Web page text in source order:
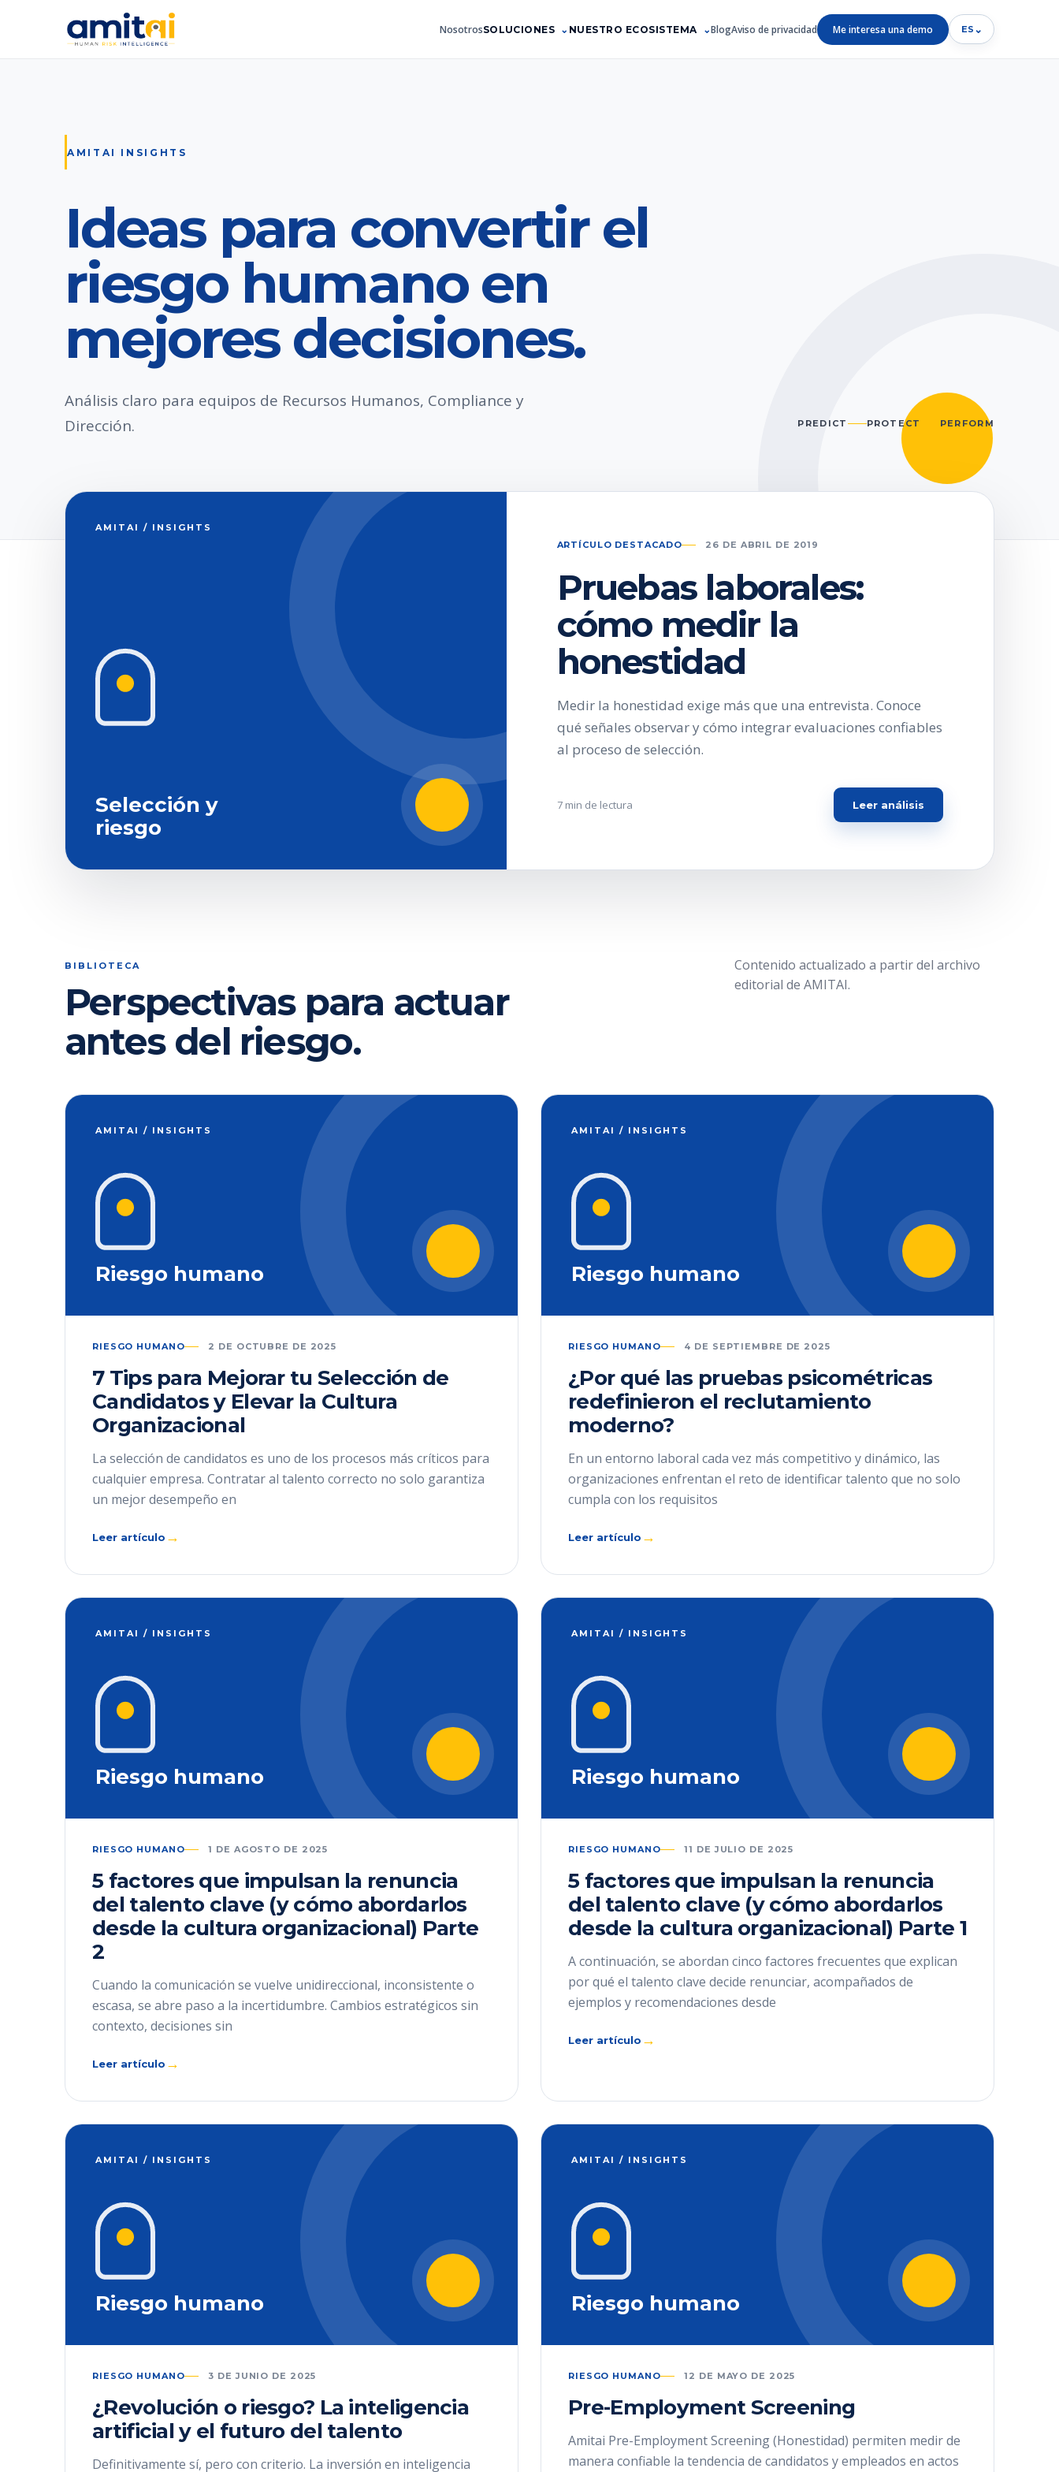
NosotrosSOLUCIONES NUESTRO ECOSISTEMA BlogAviso de privacidad Me interesa una demo ES ⌄
AMITAI INSIGHTS
Ideas para convertir el
riesgo humano en
mejores decisiones.
Análisis claro para equipos de Recursos Humanos, Compliance y
Dirección.
PREDICT PROTECT PERFORM
AMITAI / INSIGHTS
Selección y
riesgo
ARTÍCULO DESTACADO 26 DE ABRIL DE 2019
Pruebas laborales:
cómo medir la
honestidad
Medir la honestidad exige más que una entrevista. Conoce
qué señales observar y cómo integrar evaluaciones confiables
al proceso de selección.
7 min de lectura Leer análisis
BIBLIOTECA
Perspectivas para actuar
antes del riesgo.
Contenido actualizado a partir del archivo
editorial de AMITAI.
AMITAI / INSIGHTS
Riesgo humano
RIESGO HUMANO 2 DE OCTUBRE DE 2025
7 Tips para Mejorar tu Selección de
Candidatos y Elevar la Cultura
Organizacional
La selección de candidatos es uno de los procesos más críticos para
cualquier empresa. Contratar al talento correcto no solo garantiza
un mejor desempeño en
Leer artículo →
AMITAI / INSIGHTS
Riesgo humano
RIESGO HUMANO 4 DE SEPTIEMBRE DE 2025
¿Por qué las pruebas psicométricas
redefinieron el reclutamiento
moderno?
En un entorno laboral cada vez más competitivo y dinámico, las
organizaciones enfrentan el reto de identificar talento que no solo
cumpla con los requisitos
Leer artículo →
AMITAI / INSIGHTS
Riesgo humano
RIESGO HUMANO 1 DE AGOSTO DE 2025
5 factores que impulsan la renuncia
del talento clave (y cómo abordarlos
desde la cultura organizacional) Parte
2
Cuando la comunicación se vuelve unidireccional, inconsistente o
escasa, se abre paso a la incertidumbre. Cambios estratégicos sin
contexto, decisiones sin
Leer artículo →
AMITAI / INSIGHTS
Riesgo humano
RIESGO HUMANO 11 DE JULIO DE 2025
5 factores que impulsan la renuncia
del talento clave (y cómo abordarlos
desde la cultura organizacional) Parte 1
A continuación, se abordan cinco factores frecuentes que explican
por qué el talento clave decide renunciar, acompañados de
ejemplos y recomendaciones desde
Leer artículo →
AMITAI / INSIGHTS
Riesgo humano
RIESGO HUMANO 3 DE JUNIO DE 2025
¿Revolución o riesgo? La inteligencia
artificial y el futuro del talento
Definitivamente sí, pero con criterio. La inversión en inteligencia
AMITAI / INSIGHTS
Riesgo humano
RIESGO HUMANO 12 DE MAYO DE 2025
Pre-Employment Screening
Amitai Pre-Employment Screening (Honestidad) permiten medir de
manera confiable la tendencia de candidatos y empleados en actos